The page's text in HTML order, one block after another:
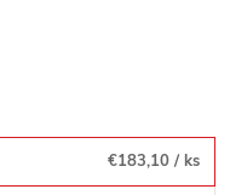
€183,10 / ks